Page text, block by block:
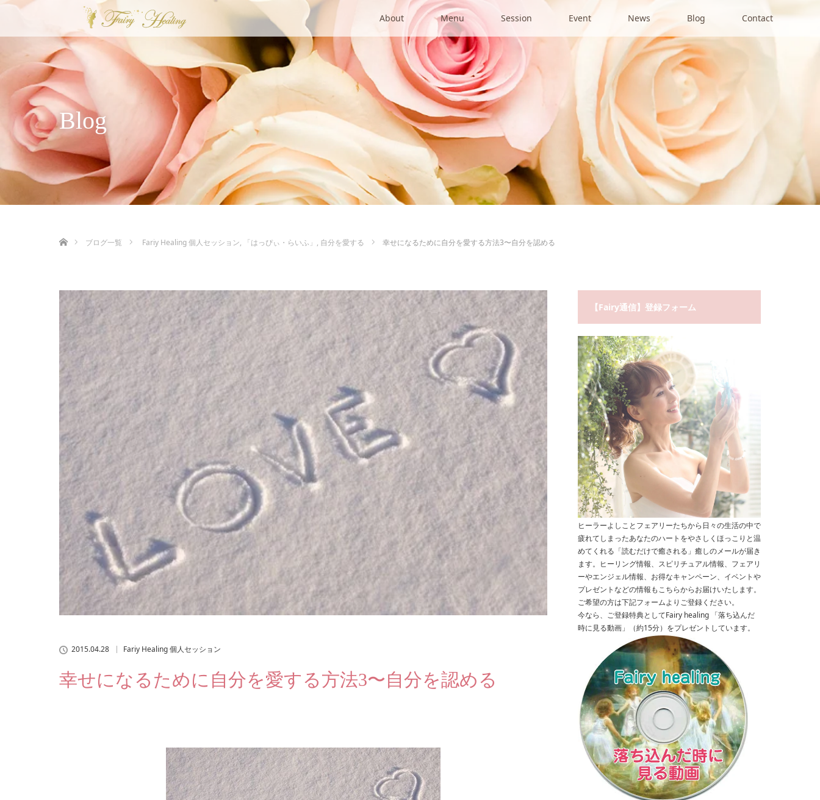
About Menu Session Event News Blog Contact
Blog
ブログ一覧
Fariy Healing 個人セッション, 「はっぴぃ・らいふ」 , 自分を愛する 幸せになるために自分を愛する方法3〜自分を認める
2015.04.28 Fariy Healing 個人セッション
幸せになるために自分を愛する方法3〜自分を認める
【Fairy通信】登録フォーム
ヒーラーよしことフェアリーたちから日々の生活の中で
疲れてしまったあなたのハートをやさしくほっこりと温
めてくれる「読むだけで癒される」癒しのメールが届き
ます。ヒーリング情報、スピリチュアル情報、フェアリ
ーやエンジェル情報、お得なキャンペーン、イベントや
プレゼントなどの情報もこちらからお届けいたします。
ご希望の方は下記フォームよりご登録ください。
今なら、ご登録特典としてFairy healing 「落ち込んだ
時に見る動画」（約15分）をプレゼントしています。